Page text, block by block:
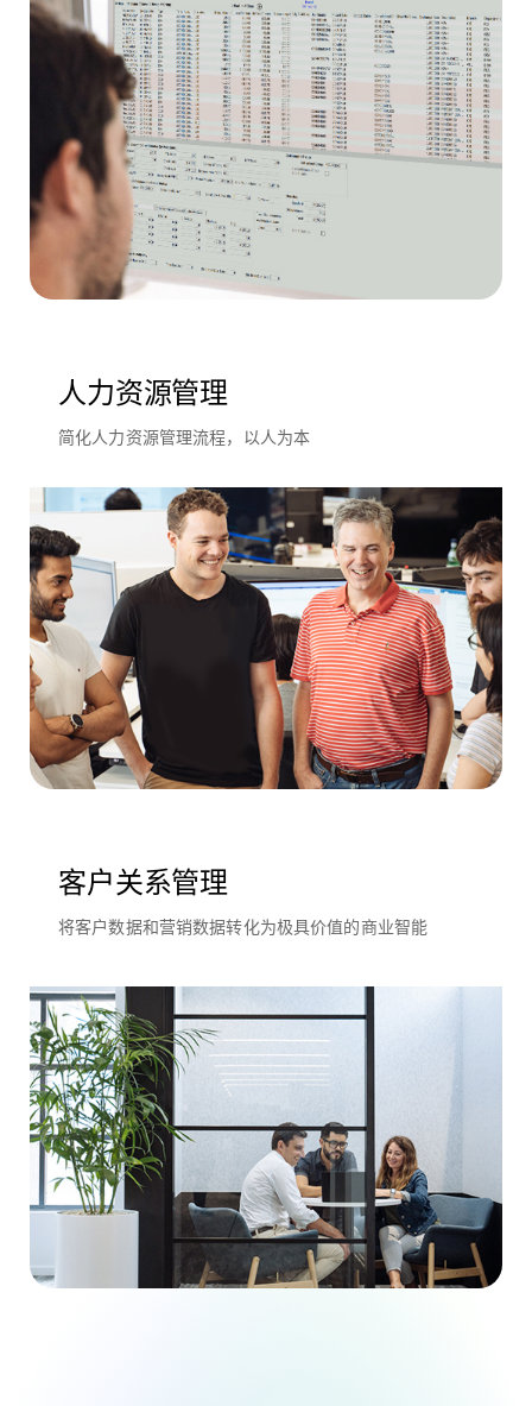
人力资源管理
简化人力资源管理流程，以人为本
客户关系管理
将客户数据和营销数据转化为极具价值的商业智能